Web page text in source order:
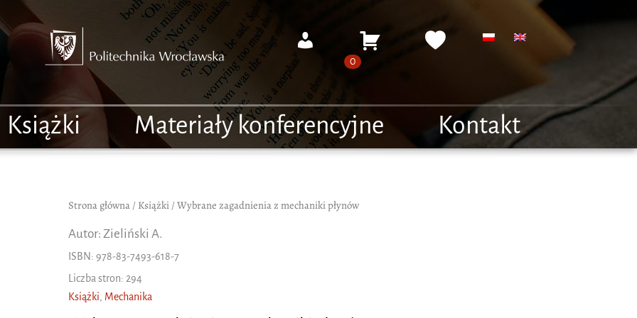
Moje konto
Koszyk
0
Ulubione
Książki Materiały konferencyjne Kontakt
Strona główna/ Książki/ Wybrane zagadnienia z mechaniki płynów
Autor: Zieliński A.
ISBN: 978-83-7493-618-7
Liczba stron: 294
Książki Mechanika